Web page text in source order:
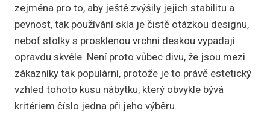
zejména pro to, aby ještě zvýšily jejich stabilitu a
pevnost, tak používání skla je čistě otázkou designu,
neboť stolky s prosklenou vrchní deskou vypadají
opravdu skvěle. Není proto vůbec divu, že jsou mezi
zákazníky tak populární, protože je to právě estetický
vzhled tohoto kusu nábytku, který obvykle bývá
kritériem číslo jedna při jeho výběru.